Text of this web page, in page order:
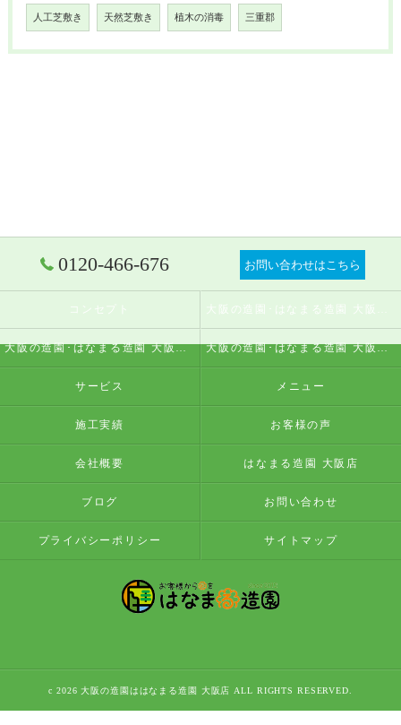
人工芝敷き 天然芝敷き 植木の消毒 三重郡
0120-466-676 お問い合わせはこちら
コンセプト
大阪の造園･はなまる造園 大阪店の評判 大阪の造園･はなまる造園 大阪店のお客様の声
サービス メニュー
施工実績 お客様の声
会社概要 はなまる造園 大阪店
ブログ お問い合わせ
プライバシーポリシー サイトマップ
c 2026 大阪の造園ははなまる造園 大阪店 ALL RIGHTS RESERVED.